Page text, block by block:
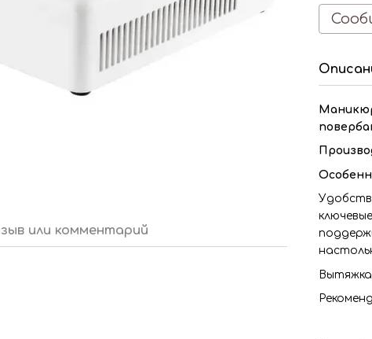
или комментарий